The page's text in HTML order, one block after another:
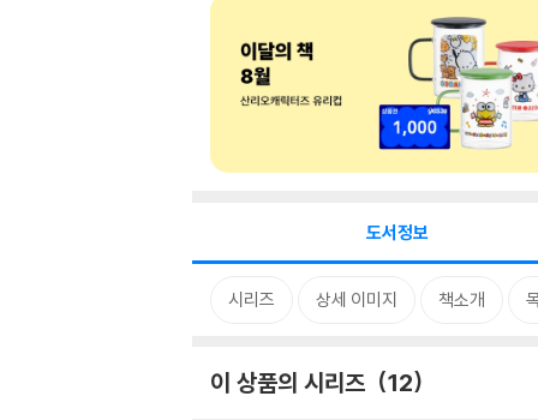
도서정보
시리즈 상세 이미지 책소개
이 상품의 시리즈 12